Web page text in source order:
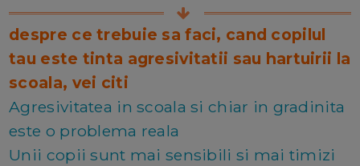
despre ce trebuie sa faci, cand copilul
tau este tinta agresivitatii sau hartuirii la
scoala, vei citi
Agresivitatea in scoala si chiar in gradinita
este o problema reala
Unii copii sunt mai sensibili si mai timizi